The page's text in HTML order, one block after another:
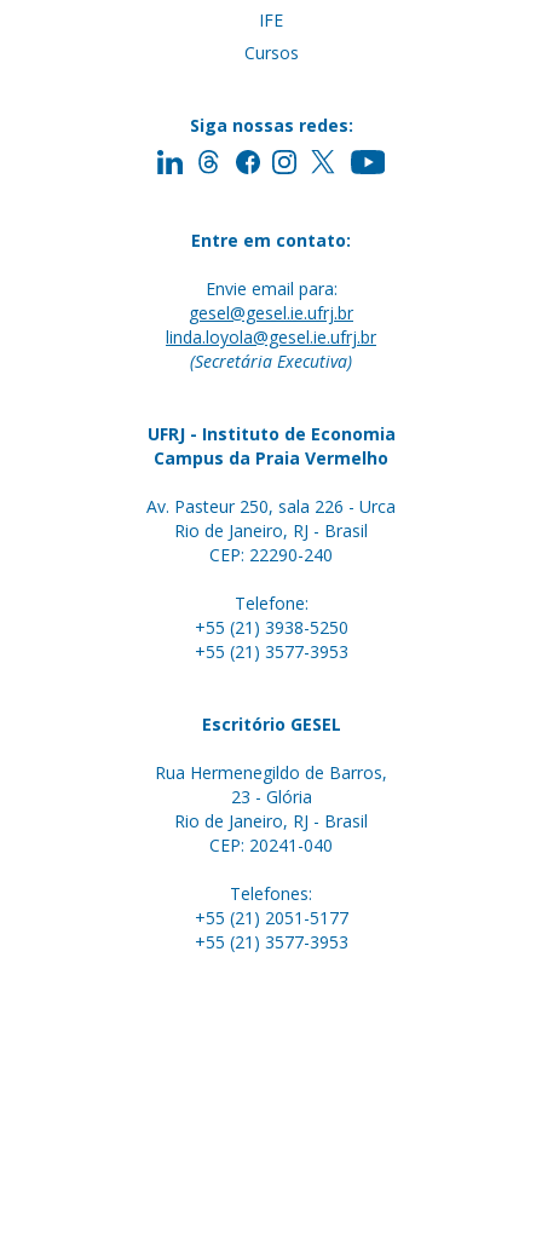
IFE
Cursos
Siga nossas redes:
Entre em contato:
Envie email para:
gesel@gesel.ie.ufrj.br
linda.loyola@gesel.ie.ufrj.br
(Secretária Executiva)
UFRJ - Instituto de Economia
Campus da Praia Vermelho
Av. Pasteur 250, sala 226 - Urca
Rio de Janeiro, RJ - Brasil
CEP: 22290-240
Telefone:
+55 (21) 3938-5250
+55 (21) 3577-3953
Escritório GESEL
Rua Hermenegildo de Barros,
23 - Glória
Rio de Janeiro, RJ - Brasil
CEP: 20241-040
Telefones:
+55 (21) 2051-5177
+55 (21) 3577-3953